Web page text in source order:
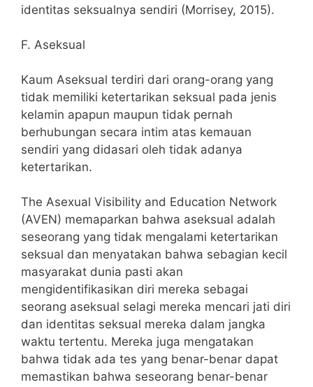
identitas seksualnya sendiri (Morrisey, 2015).
F. Aseksual
Kaum Aseksual terdiri dari orang-orang yang
tidak memiliki ketertarikan seksual pada jenis
kelamin apapun maupun tidak pernah
berhubungan secara intim atas kemauan
sendiri yang didasari oleh tidak adanya
ketertarikan.
The Asexual Visibility and Education Network
(AVEN) memaparkan bahwa aseksual adalah
seseorang yang tidak mengalami ketertarikan
seksual dan menyatakan bahwa sebagian kecil
masyarakat dunia pasti akan
mengidentifikasikan diri mereka sebagai
seorang aseksual selagi mereka mencari jati diri
dan identitas seksual mereka dalam jangka
waktu tertentu. Mereka juga mengatakan
bahwa tidak ada tes yang benar-benar dapat
memastikan bahwa seseorang benar-benar